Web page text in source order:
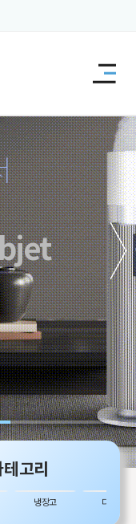
고리
냉장고 디지털